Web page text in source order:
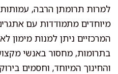
למרות תרומתן הרבה,
מיוחדים מתמודדות עם
המרכזיים ניתן למנות מימון
בתרומות, מחסור באנשי
והחינוך המיוחד, וחסמים